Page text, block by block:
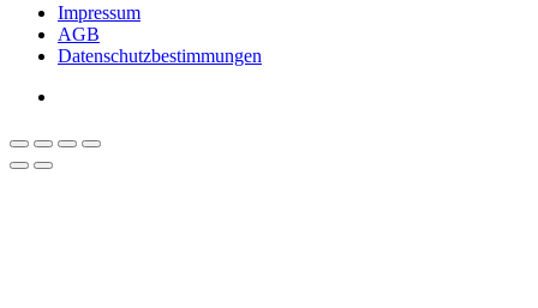
Impressum
AGB
Datenschutzbestimmungen